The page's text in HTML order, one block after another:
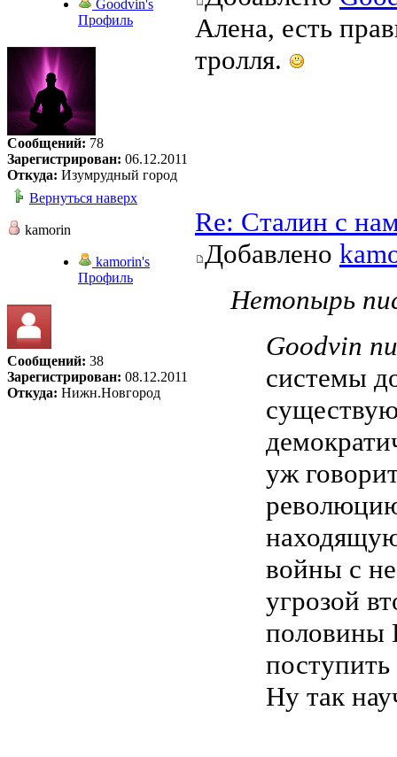
Goodvin's
Профиль
Сообщений: 78
Зарегистрирован: 06.12.2011
Откуда: Изумрудный город
Алена, есть
тролля.
Вернуться наверх
kamorin
kamorin's
Профиль
Сообщений: 38
Зарегистрирован: 08.12.2011
Откуда: Нижн.Новгород
Re: Сталин с
Добавлено
Нетопырь
Goodvin
системы
уж
войны с
угрозой
половины
Ну так